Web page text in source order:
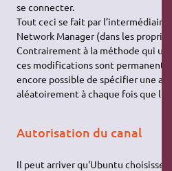
se connecter.
Tout ceci se fait par l’intermédiaire
Network Manager (dans les
Contrairement à la méthode qui
ces modifications sont
encore possible de spécifier une
aléatoirement à chaque fois que
Autorisation du canal
Il peut arriver qu'Ubuntu choisisse